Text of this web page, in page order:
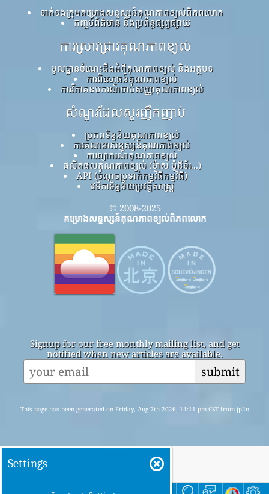
ទាក់ទងក្រុមគម្រោងសន្ទស្សន៍គុណភាពខ្យល់ពិភពលោក
កញ្ចប់ព័ត៌មាន និងប្រព័ន្ធផ្សព្វផ្សាយ
ការស្រាវជ្រាវគុណភាពខ្យល់
មូលដ្ឋានចំណេះដឹងអំពីគុណភាពខ្យល់ និងអត្ថបទ
ការពិសោធន៍គុណភាពខ្យល់
ការវិភាគឧបករណ៍ចាប់សញ្ញាគុណភាពខ្យល់
សំណួរដែលសួរញឹកញាប់
ប្រភពទិន្នន័យគុណភាពខ្យល់
ការគណនាសន្ទស្សន៍គុណភាពខ្យល់
ការព្យាករណ៍គុណភាពខ្យល់
ផលិតផលគុណភាពខ្យល់ (ម៉ាស ម៉ូនីទ័រ...)
API (ចំណុចប្រទាក់កម្មវិធីកម្មវិធី)
វេទិកាទិន្នន័យប្រវត្តិសាស្ត្រ
© 2008-2025
គម្រោងសន្ទស្សន៍គុណភាពខ្យល់ពិភពលោក
Signup for our free monthly mailing list, and get
notified when new articles are available.
submit
This page has been generated on Friday, Aug 7th 2026, 14:11 pm CST from jp2n
Settings